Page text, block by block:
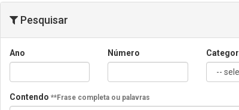
Pesquisar
Ano Número
Contendo **Frase completa ou palavras